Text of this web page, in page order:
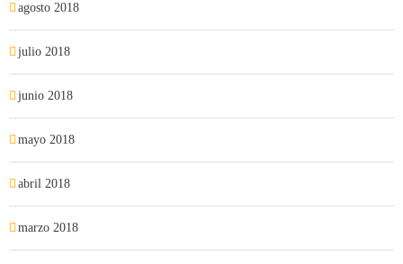
agosto 2018
julio 2018
junio 2018
mayo 2018
abril 2018
marzo 2018